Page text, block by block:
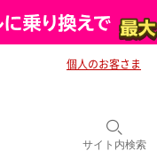
個人のお客さま
サイト内検索